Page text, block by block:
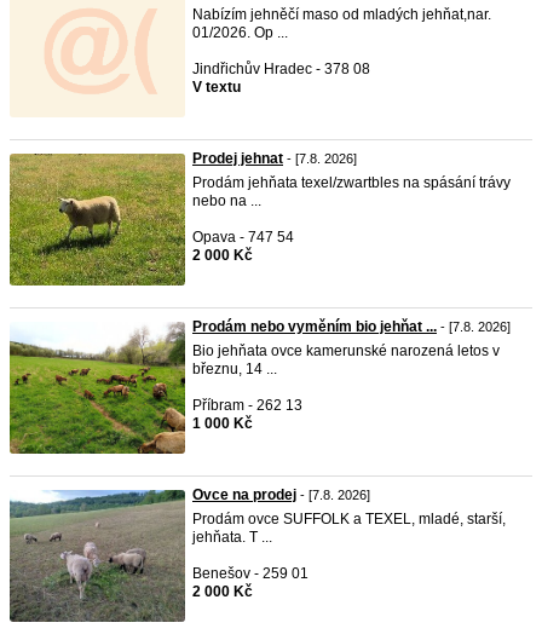
Nabízím jehněčí maso od mladých jehňat,nar.
01/2026. Op ...
Jindřichův Hradec - 378 08
V textu
Prodej jehnat - [7.8. 2026]
Prodám jehňata texel/zwartbles na spásání trávy
nebo na ...
Opava - 747 54
2 000 Kč
Prodám nebo vyměním bio jehňat ... - [7.8. 2026]
Bio jehňata ovce kamerunské narozená letos v
březnu, 14 ...
Příbram - 262 13
1 000 Kč
Ovce na prodej - [7.8. 2026]
Prodám ovce SUFFOLK a TEXEL, mladé, starší,
jehňata. T ...
Benešov - 259 01
2 000 Kč